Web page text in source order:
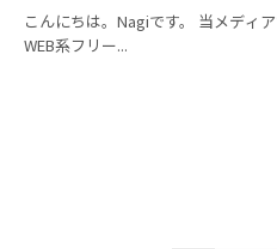
こんにちは。Nagiです。 当メディ
WEB系フリー...